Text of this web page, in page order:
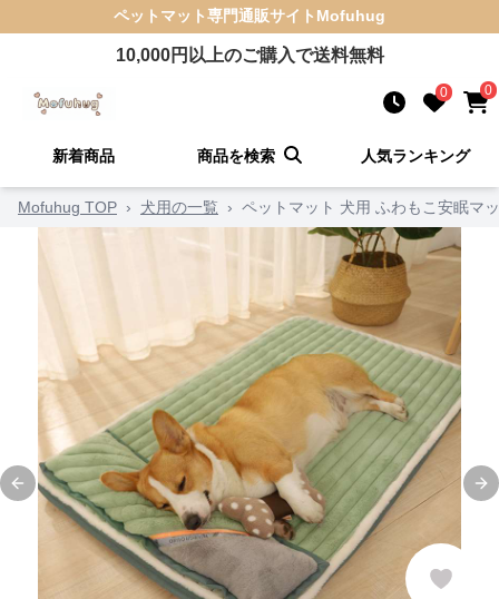
ペットマット専門通販サイト Mofuhug
10,000円以上のご購入で送料無料
0 0
新着商品 商品を検索 人気ランキング
Mofuhug TOP › 犬用の一覧 › ペットマット 犬用 ふわもこ安眠マ
Previous slide